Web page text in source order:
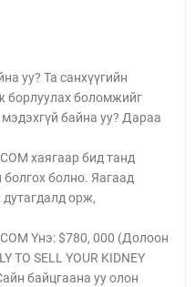
уу? Та санхүүгийн
борлуулах боломжийг
байна уу? Дараа
хаягаар бид танд
болно. Яагаад
орж,
Yнэ: $780, 000 (Долоон
TO SELL YOUR KIDNEY
байцгаана уу олон